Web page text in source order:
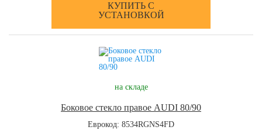
КУПИТЬ С
УСТАНОВКОЙ
на складе
Боковое стекло правое AUDI 80/90
Еврокод: 8534RGNS4FD